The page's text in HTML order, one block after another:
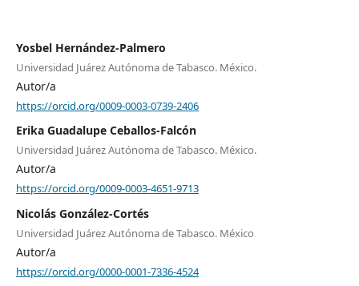
Yosbel Hernández-Palmero
Universidad Juárez Autónoma de Tabasco. México.
Autor/a
https://orcid.org/0009-0003-0739-2406
Erika Guadalupe Ceballos-Falcón
Universidad Juárez Autónoma de Tabasco. México.
Autor/a
https://orcid.org/0009-0003-4651-9713
Nicolás González-Cortés
Universidad Juárez Autónoma de Tabasco. México
Autor/a
https://orcid.org/0000-0001-7336-4524